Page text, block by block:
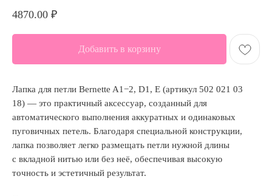
4870.00 ₽
Добавить в корзину
Лапка для петли Bernette A1−2, D1, E (артикул 502 021 03
18) — это практичный аксессуар, созданный для
автоматического выполнения аккуратных и одинаковых
пуговичных петель. Благодаря специальной конструкции,
лапка позволяет легко размещать петли нужной длины
с вкладной нитью или без неё, обеспечивая высокую
точность и эстетичный результат.